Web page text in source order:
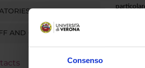
Consenso
AND COMPANIES
profili
e
digital e